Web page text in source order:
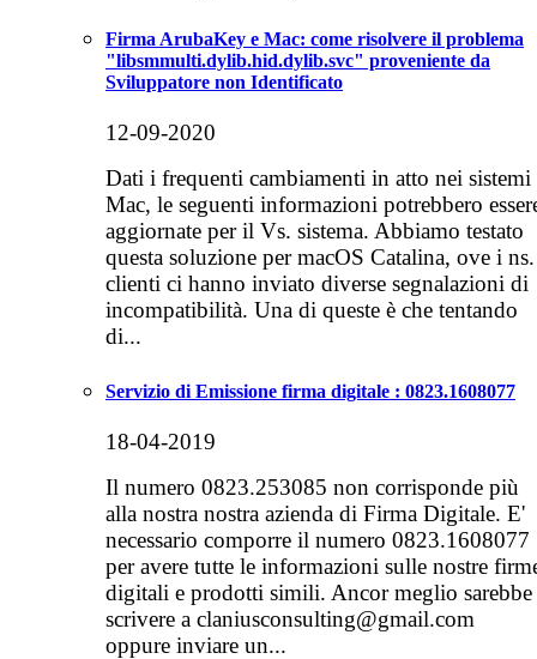
Firma ArubaKey e Mac: come risolvere il problema
"libsmmulti.dylib.hid.dylib.svc" proveniente da
Sviluppatore non Identificato
12-09-2020
Dati i frequenti cambiamenti in atto nei sistemi
Mac, le seguenti informazioni potrebbero
aggiornate per il Vs. sistema. Abbiamo testato
questa soluzione per macOS Catalina, ove i ns.
clienti ci hanno inviato diverse segnalazioni di
incompatibilità. Una di queste è che tentando
di...
Servizio di Emissione firma digitale : 0823.1608077
18-04-2019
Il numero 0823.253085 non corrisponde più
alla nostra nostra azienda di Firma Digitale. E'
necessario comporre il numero 0823.1608077
per avere tutte le informazioni sulle nostre
digitali e prodotti simili. Ancor meglio sarebbe
scrivere a claniusconsulting@gmail.com
oppure inviare un...